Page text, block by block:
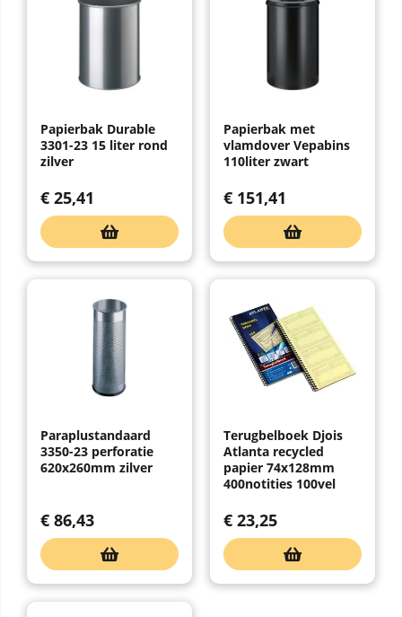
Papierbak Durable
3301-23 15 liter rond
zilver
€ 25,41
Papierbak met
vlamdover Vepabins
110liter zwart
€ 151,41
Paraplustandaard
3350-23 perforatie
620x260mm zilver
€ 86,43
Terugbelboek Djois
Atlanta recycled
papier 74x128mm
400notities 100vel
€ 23,25